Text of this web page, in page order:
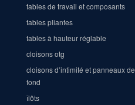
tables de travail et composants
tables pliantes
tables à hauteur réglable
cloisons otg
cloisons d’intimité et panneaux de
fond
îlôts